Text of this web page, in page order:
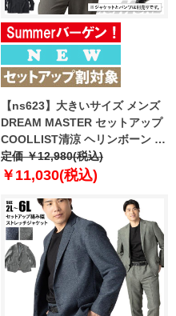
【ns623】大きいサイズ メンズ
DREAM MASTER セットアップ
COOLLIST清涼 ヘリンボーン ス
トレッチ ノーカラー ジャケット
軽量 ウォッシャブル スマリラ 春
定価 ￥12,980(税込)
￥11,030(税込)